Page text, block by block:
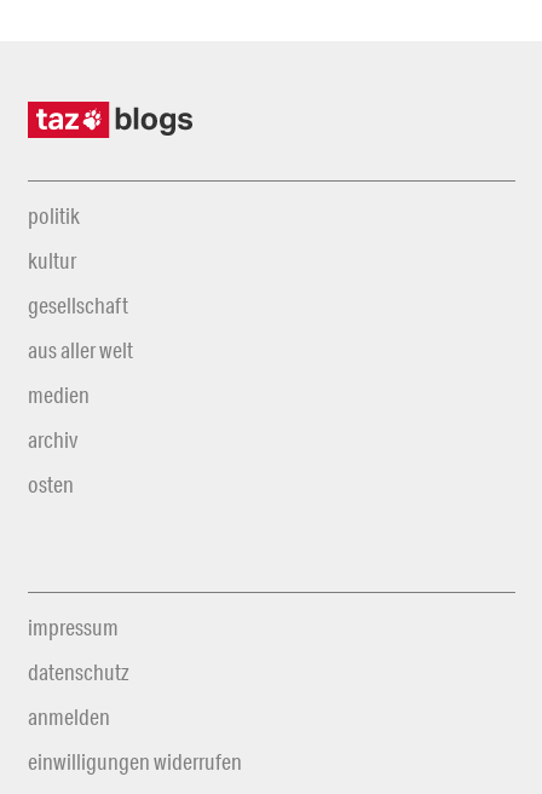
politik
kultur
gesellschaft
aus aller welt
medien
archiv
osten
impressum
datenschutz
anmelden
einwilligungen widerrufen